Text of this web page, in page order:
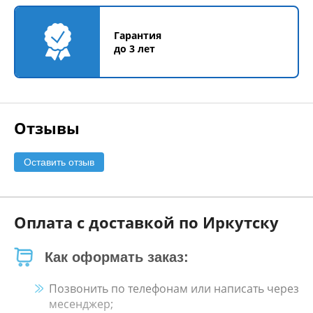
Гарантия
до 3 лет
Отзывы
Оставить отзыв
Оплата с доставкой по Иркутску
Как оформать заказ:
Позвонить по телефонам или написать через
месенджер;